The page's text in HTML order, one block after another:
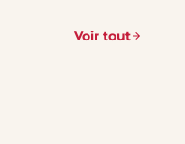
Voir tout